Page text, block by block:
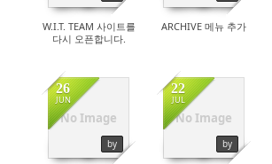
W.I.T. TEAM 사이트를
다시 오픈합니다.
ARCHIVE 메뉴 추가
No Image
26
JUN
by
27507 No Image
22
JUL
by
26135